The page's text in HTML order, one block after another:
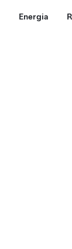
Energia